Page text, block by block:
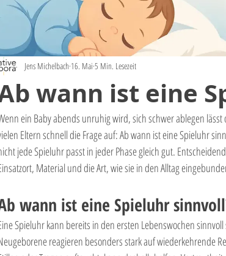
wann ist eine
Jens Michelbach 16. Mai 5 Min. Lesezeit
ein Baby abends unruhig wird, sich schwer ablegen
Eltern schnell die Frage auf: Ab wann ist eine Spieluhr
jede Spieluhr passt in jeder Phase gleich gut.
Material und die Art, wie sie in den Alltag
wann ist eine Spieluhr
Spieluhr kann bereits in den ersten Lebenswochen
reagieren besonders stark auf wiederkehrende